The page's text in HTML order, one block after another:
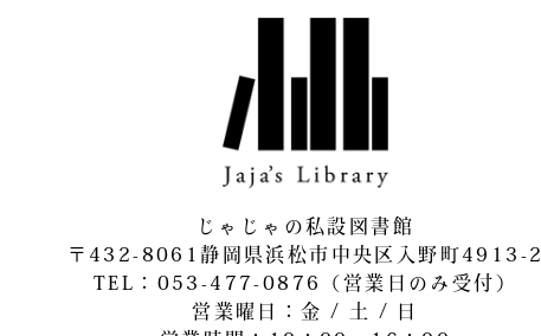
じゃじゃの私設図書館
〒432-8061静岡県浜松市中央区入野町4913-2
​TEL：053-477-0876（営業日のみ受付）
営業曜日：金 / 土 / 日